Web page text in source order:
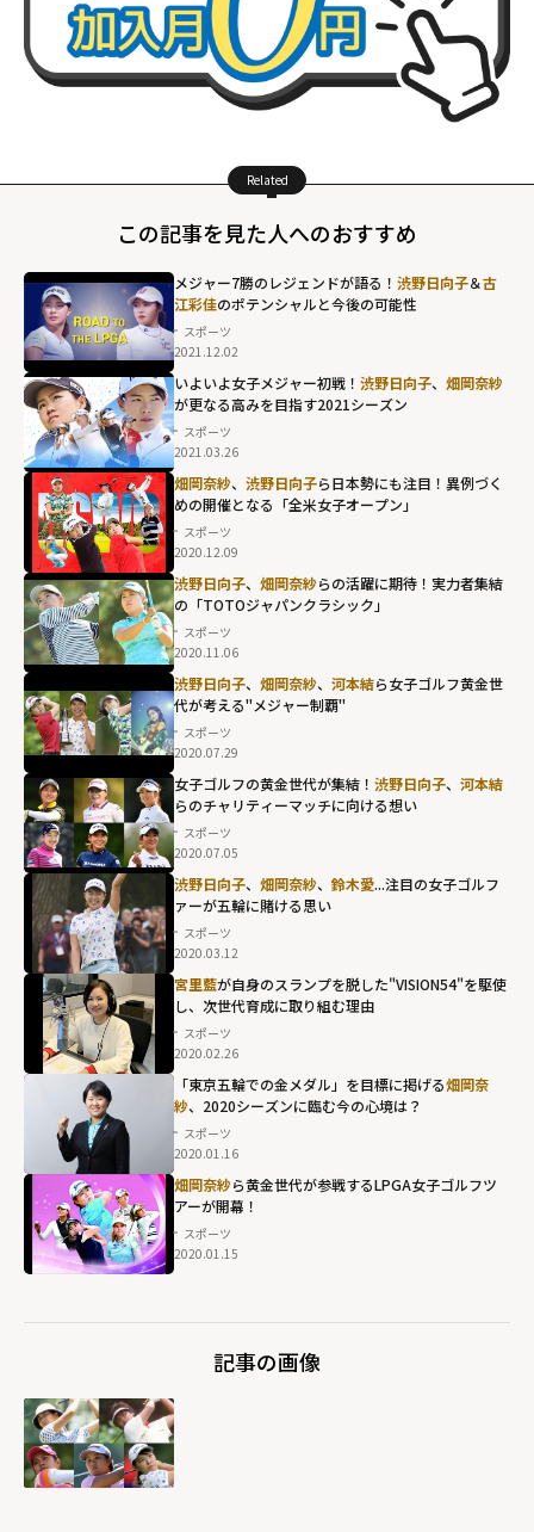
Related
この記事を見た人へのおすすめ
メジャー7勝のレジェンドが語る！ 渋野日向子＆古
江彩佳のポテンシャルと今後の可能性
スポーツ
2021.12.02
いよいよ女子メジャー初戦！ 渋野日向子、 畑岡奈紗
が更なる高みを目指す2021シーズン
スポーツ
2021.03.26
畑岡奈紗、 渋野日向子ら日本勢にも注目！異例づく
めの開催となる「全米女子オープン」
スポーツ
2020.12.09
渋野日向子、 畑岡奈紗らの活躍に期待！実力者集結
の「TOTOジャパンクラシック」
スポーツ
2020.11.06
渋野日向子、 畑岡奈紗、 河本結ら女子ゴルフ黄金世
代が考える"メジャー制覇"
スポーツ
2020.07.29
女子ゴルフの黄金世代が集結！ 渋野日向子、 河本結
らのチャリティーマッチに向ける想い
スポーツ
2020.07.05
渋野日向子、 畑岡奈紗、 鈴木愛...注目の女子ゴルフ
ァーが五輪に賭ける思い
スポーツ
2020.03.12
宮里藍が自身のスランプを脱した"VISION54"を駆使
し、次世代育成に取り組む理由
スポーツ
2020.02.26
「東京五輪での金メダル」を目標に掲げる畑岡奈
紗、2020シーズンに臨む今の心境は？
スポーツ
2020.01.16
畑岡奈紗ら黄金世代が参戦するLPGA女子ゴルフツ
アーが開幕！
スポーツ
2020.01.15
記事の画像